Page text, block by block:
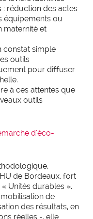
réduction des actes
équipements ou
maternité et
constat simple
outils
pour diffuser
à ces attentes que
outils
d'éco-
de Bordeaux, fort
Unités durables ».
de
des résultats, en
réelles -, elle